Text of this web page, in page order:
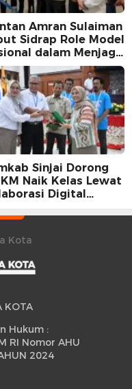
Amran Sulaiman
Sidrap Role Model
dalam Menjaga
Harga Telur
Sinjai Dorong
Naik Kelas Lewat
Digital
Kota
KOTA
Hukum :
RI Nomor AHU
2024